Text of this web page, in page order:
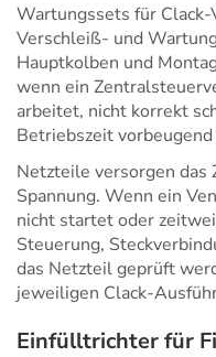
Wartungssets für
Verschleiß- und
Hauptkolben und
wenn ein
arbeitet, nicht korrekt
Betriebszeit
Netzteile versorgen
Spannung. Wenn ein
nicht startet oder
Steuerung,
das Netzteil geprüft
jeweiligen Clack-
Einfülltrichter für